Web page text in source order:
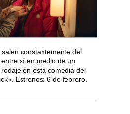
constantemente del
sí en medio de un
en esta comedia del
Estrenos: 6 de febrero.